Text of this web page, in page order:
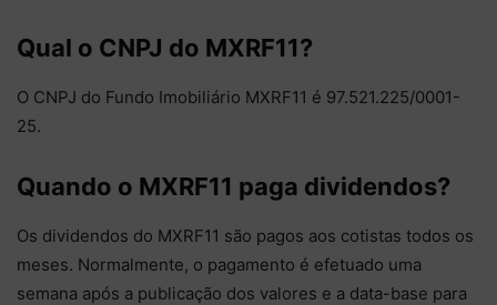
Qual o CNPJ do MXRF11?
O CNPJ do Fundo Imobiliário MXRF11 é 97.521.225/0001-
25.
Quando o MXRF11 paga dividendos?
Os dividendos do MXRF11 são pagos aos cotistas todos os
meses. Normalmente, o pagamento é efetuado uma
semana após a publicação dos valores e a data-base para